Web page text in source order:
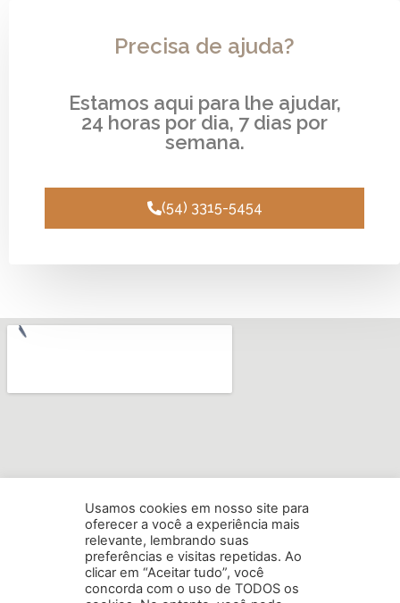
Precisa de ajuda?
Estamos aqui para lhe ajudar,
24 horas por dia, 7 dias por
semana.
(54) 3315-5454
Usamos cookies em nosso site para
oferecer a você a experiência mais
relevante, lembrando suas
preferências e visitas repetidas. Ao
clicar em “Aceitar tudo”, você
concorda com o uso de TODOS os